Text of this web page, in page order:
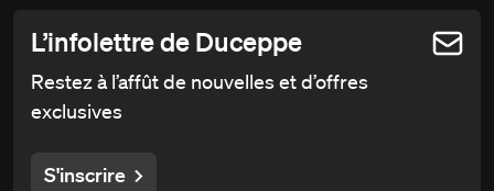
L’infolettre de Duceppe
Restez à l’affût de nouvelles et d’offres
exclusives
S'inscrire